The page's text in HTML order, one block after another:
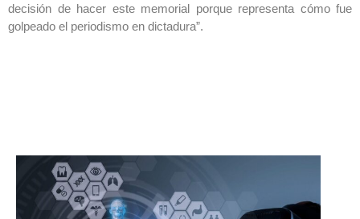
decisión de hacer este memorial porque representa cómo fue
golpeado el periodismo en dictadura”.